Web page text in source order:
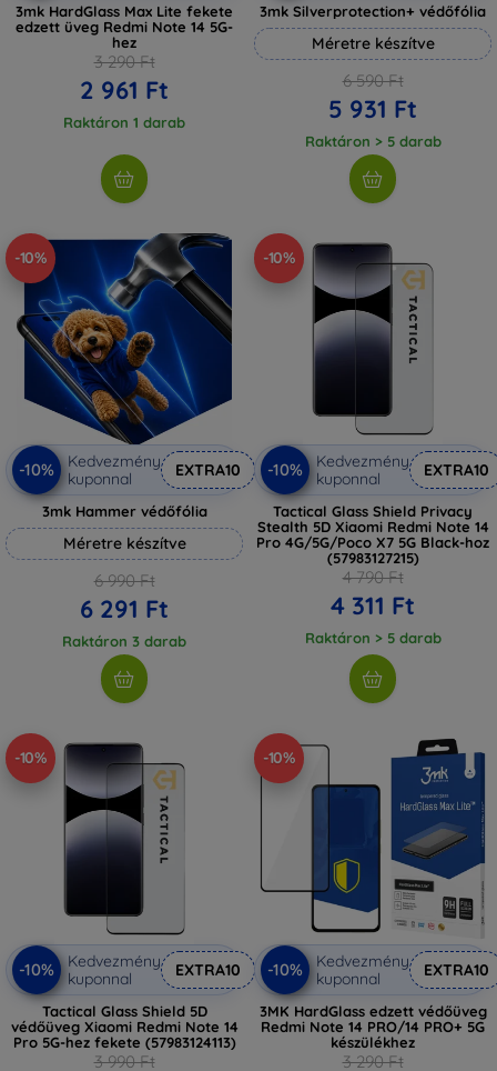
3mk HardGlass Max Lite fekete
edzett üveg Redmi Note 14 5G-
hez
3 290 Ft
2 961 Ft
Raktáron 1 darab
3mk Silverprotection+ védőfólia
Méretre készítve
6 590 Ft
5 931 Ft
Raktáron > 5 darab
-10%
-10%
Kedvezmény
kuponnal
EXTRA10
3mk Hammer védőfólia
Méretre készítve
6 990 Ft
6 291 Ft
Raktáron 3 darab
-10%
-10%
Kedvezmény
kuponnal
EXTRA10
Tactical Glass Shield Privacy
Stealth 5D Xiaomi Redmi Note 14
Pro 4G/5G/Poco X7 5G Black-hoz
(57983127215)
4 790 Ft
4 311 Ft
Raktáron > 5 darab
-10%
-10%
Kedvezmény
kuponnal
EXTRA10
Tactical Glass Shield 5D
védőüveg Xiaomi Redmi Note 14
Pro 5G-hez fekete (57983124113)
3 990 Ft
-10%
-10%
Kedvezmény
kuponnal
EXTRA10
3MK HardGlass edzett védőüveg
Redmi Note 14 PRO/14 PRO+ 5G
készülékhez
3 290 Ft